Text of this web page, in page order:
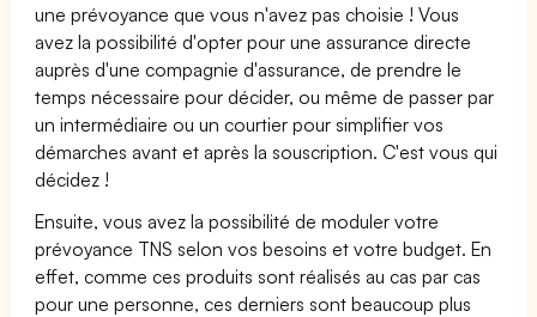
une prévoyance que vous n'avez pas choisie ! Vous
avez la possibilité d'opter pour une assurance directe
auprès d'une compagnie d'assurance, de prendre le
temps nécessaire pour décider, ou même de passer par
un intermédiaire ou un courtier pour simplifier vos
démarches avant et après la souscription. C'est vous qui
décidez !
Ensuite, vous avez la possibilité de moduler votre
prévoyance TNS selon vos besoins et votre budget. En
effet, comme ces produits sont réalisés au cas par cas
pour une personne, ces derniers sont beaucoup plus